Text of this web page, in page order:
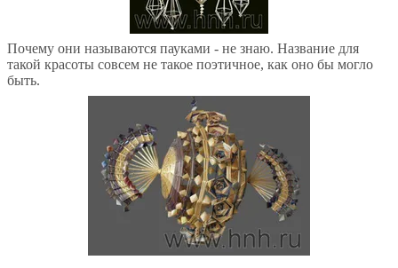
Почему они называются пауками - не знаю. Название для
такой красоты совсем не такое поэтичное, как оно бы могло
быть.